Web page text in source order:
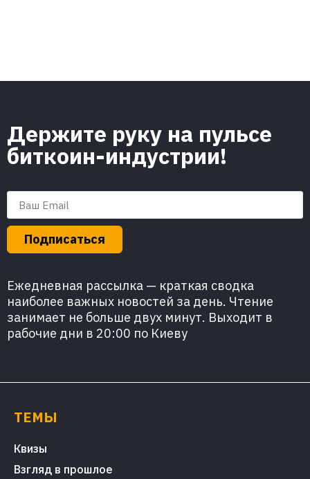
Держите руку на пульсе
биткоин-индустрии!
Подписаться
Ежедневная рассылка — краткая сводка
наиболее важных новостей за день. Чтение
занимает не больше двух минут. Выходит в
рабочие дни в 20:00 по Киеву
ТЕМЫ
Квизы
Взгляд в прошлое